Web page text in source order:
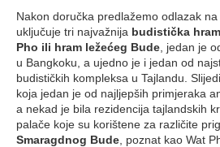
Nakon doručka predlažemo odlazak
uključuje tri najvažnija budistička
Pho ili hram ležećeg Bude , jedan je
u Bangkoku, a ujedno je i jedan od
budističkih kompleksa u Tajlandu.
koja jedan je od najljepših primjeraka
a nekad je bila rezidencija tajlandskih
palače koje su korištene za različite
Smaragdnog Bude , poznat kao Wat